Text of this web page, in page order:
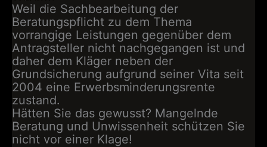
Weil die Sachbearbeitung der
Beratungspflicht zu dem Thema
vorrangige Leistungen gegenüber dem
Antragsteller nicht nachgegangen ist und
daher dem Kläger neben der
Grundsicherung aufgrund seiner Vita seit
2004 eine Erwerbsminderungsrente
zustand.
Hätten Sie das gewusst? Mangelnde
Beratung und Unwissenheit schützen Sie
nicht vor einer Klage!